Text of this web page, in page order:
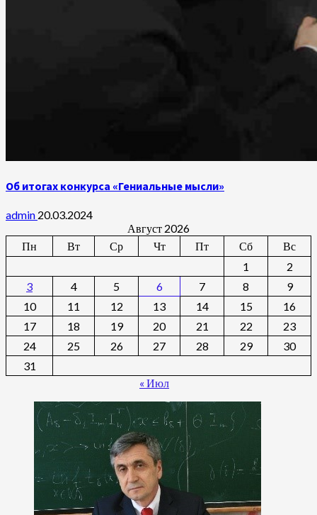
Об итогах конкурса «Гениальные мысли»
admin 20.03.2024
Август 2026
Пн
Вт Ср Чт Пт Сб
Вс
1
2
3
4 5 6 7 8
9
10
11 12 13 14 15
16
17
18 19 20 21 22
23
24
25 26 27 28 29
30
31
« Июл